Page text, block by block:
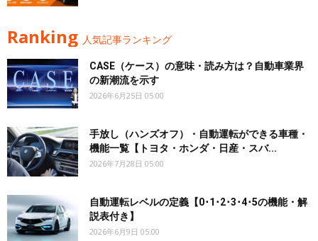
Ranking 人気記事ランキング
CASE（ケース）の意味・読み方は？自動車業界
の新潮流を示す
2026年6月25日 05:00
手放し（ハンズオフ）・自動運転ができる車種・
機能一覧【トヨタ・ホンダ・日産・スバ...
2026年7月28日 05:00
自動運転レベルの定義【0･1･2･3･4･5の機能・解
説表付き】
2026年6月9日 05:00